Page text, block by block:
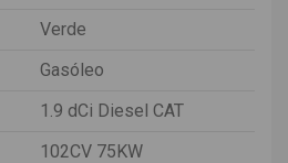
Verde
Gasóleo
1.9 dCi Diesel CAT
102CV 75KW